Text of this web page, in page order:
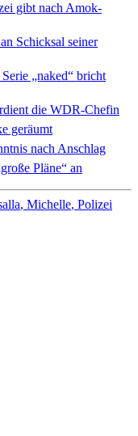
gibt nach Amok-
Schicksal seiner
„naked“ bricht
die WDR-Chefin
geräumt
nach Anschlag
Pläne“ an
Michelle Polizei